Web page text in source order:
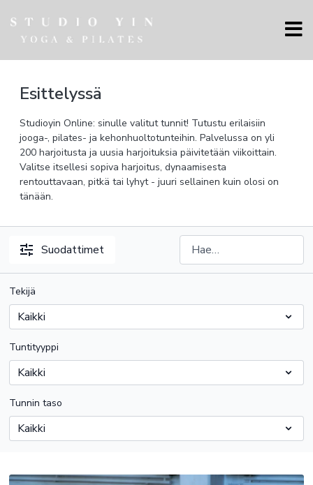
Esittelyssä
Studioyin Online: sinulle valitut tunnit! Tutustu erilaisiin
jooga-, pilates- ja kehonhuoltotunteihin. Palvelussa on yli
200 harjoitusta ja uusia harjoituksia päivitetään viikoittain.
Valitse itsellesi sopiva harjoitus, dynaamisesta
rentouttavaan, pitkä tai lyhyt - juuri sellainen kuin olosi on
tänään.
Suodattimet
Tekijä
Tuntityyppi
Tunnin taso